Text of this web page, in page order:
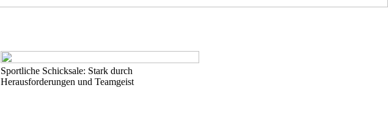
Sportliche Schicksale: Stark durch
Herausforderungen und Teamgeist